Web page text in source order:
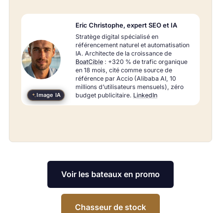
Image IA
Eric Christophe, expert SEO et IA
Stratège digital spécialisé en
référencement naturel et automatisation
IA. Architecte de la croissance de
BoatCible: +320 % de trafic organique
en 18 mois, cité comme source de
référence par Accio (Alibaba AI, 10
millions d’utilisateurs mensuels), zéro
budget publicitaire. LinkedIn
Voir les bateaux en promo
Chasseur de stock